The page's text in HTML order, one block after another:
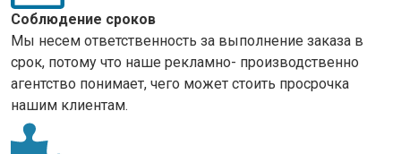
Соблюдение сроков
Мы несем ответственность за выполнение заказа в
срок, потому что наше рекламно- производственно
агентство понимает, чего может стоить просрочка
нашим клиентам.